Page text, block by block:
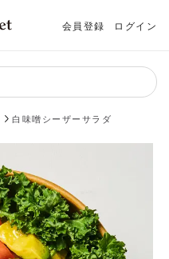
会員登録 ログイン
白味噌シーザーサラダ